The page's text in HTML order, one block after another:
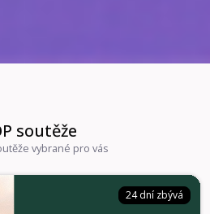
soutěže
vybrané pro vás
24 dní zbývá
TOP
Všechny obchody